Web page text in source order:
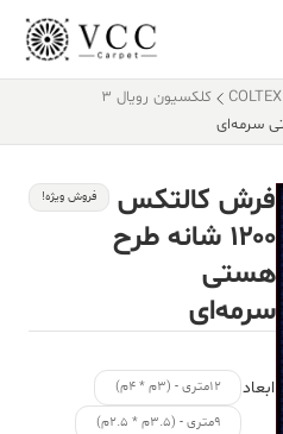
COLTEX
کلکسیون رویال 3
فرش کالتکس
۱۲۰۰ شانه طرح
هستی
سرمه‌ای
فروش ویژه!
ابعاد
۱۲متری - (۳م * ۴م)
۹متری - (۳.۵م * ۲.۵م)